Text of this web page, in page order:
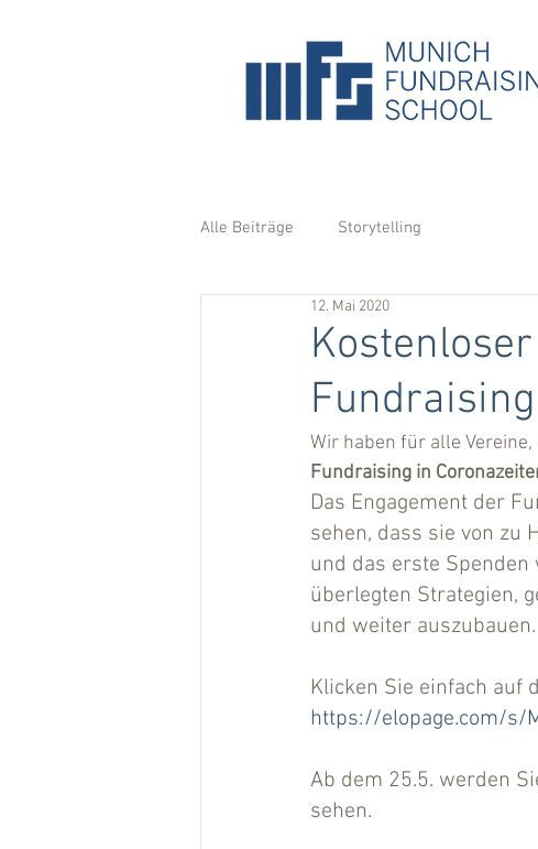
Alle Beiträge Storytelling
12. Mai 2020
Wir haben für alle
Fundraising in
Das Engagement der
sehen, dass sie von zu
und das erste
überlegten Strategien,
und weiter auszubauen.
Klicken Sie einfach auf
https://elopage.com/s/
Ab dem 25.5. werden
sehen.